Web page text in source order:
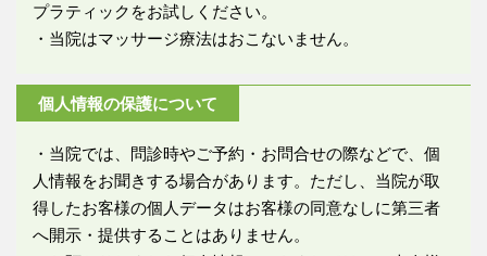
プラティックをお試しください。
・当院はマッサージ療法はおこないません。
個人情報の保護について
・当院では、問診時やご予約・お問合せの際などで、個
人情報をお聞きする場合があります。ただし、当院が取
得したお客様の個人データはお客様の同意なしに第三者
へ開示・提供することはありません。